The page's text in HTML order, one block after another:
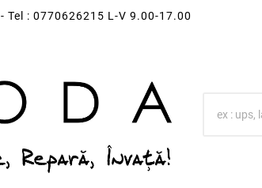
- Tel : 0770626215 L-V 9.00-17.00